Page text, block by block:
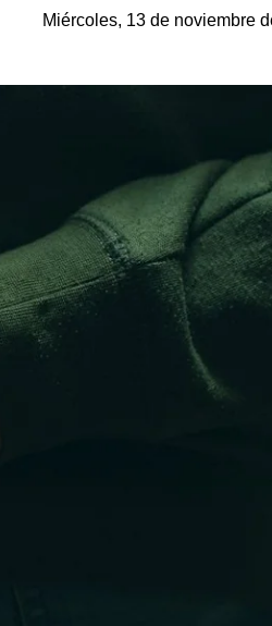
Miércoles, 13 de noviembre